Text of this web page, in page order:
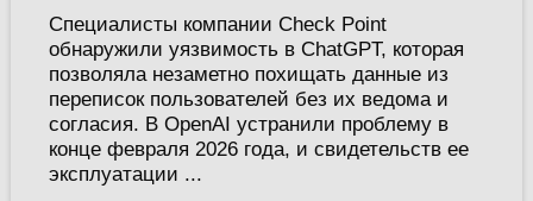
Специалисты компании Check Point
обнаружили уязвимость в ChatGPT, которая
позволяла незаметно похищать данные из
переписок пользователей без их ведома и
согласия. В OpenAI устранили проблему в
конце февраля 2026 года, и свидетельств ее
эксплуатации ...